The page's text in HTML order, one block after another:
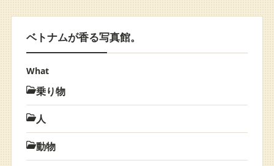
ベトナムが香る写真館。
What
乗り物
人
動物